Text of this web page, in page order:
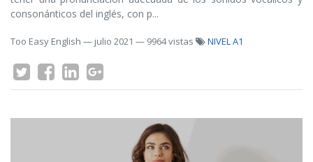
consonánticos del inglés, con p...
Too Easy English — julio 2021 — 9964 vistas NIVEL A1